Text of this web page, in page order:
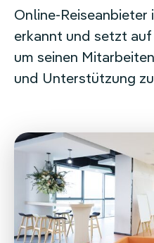
Online-Reiseanbieter
erkannt und setzt
um seinen
und Unterstützung